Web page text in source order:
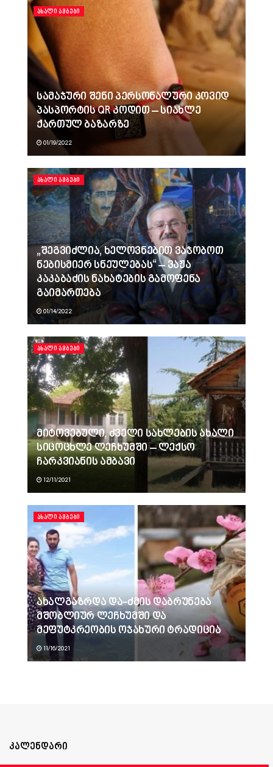
ᲐᲮᲐᲚᲘ ᲐᲛᲑᲔᲑᲘ
სამაჯური შენი პერსონალური კოვიდ
პასპორტის QR კოდით – სიახლე
ქართულ ბაზარზე
01/19/2022
ᲐᲮᲐᲚᲘ ᲐᲛᲑᲔᲑᲘ
„შეგვიძლია, ხელოვნებით ვაჯობოთ
ნებისმიერ სნეულებას“ – ვაჟა
კაკაბაძის ნახატების გამოფენა
გაიმართება
01/14/2022
ᲐᲮᲐᲚᲘ ᲐᲛᲑᲔᲑᲘ
მიტოვებული, ძველი სახლების ახალი
სიცოცხლე ლეჩხუმში – ლექსო
ჩარკვიანის ამბავი
12/11/2021
ᲐᲮᲐᲚᲘ ᲐᲛᲑᲔᲑᲘ
ახალგაზრდა და-ძმის დაბრუნება
მშობლიურ ლეჩხუმში და
მეფუტკრეობის ოჯახური ტრადიცია
11/16/2021
კალენდარი